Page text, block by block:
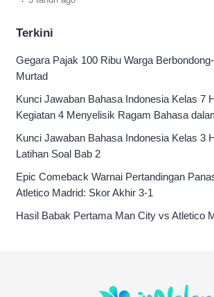
Terkini
Gegara Pajak 100 Ribu Warga
Murtad
Kunci Jawaban Bahasa Indonesia Kelas 7
Kegiatan 4 Menyelisik Ragam Bahasa
Kunci Jawaban Bahasa Indonesia Kelas 3
Latihan Soal Bab 2
Epic Comeback Warnai Pertandingan
Atletico Madrid: Skor Akhir 3-1
Hasil Babak Pertama Man City vs Atletico